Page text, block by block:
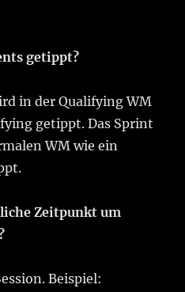
getippt?
in der Qualifying WM
getippt. Das Sprint
WM wie ein
Zeitpunkt um
Beispiel: